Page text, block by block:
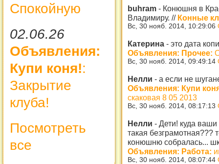
Спокойную
02.06.26
Объявления:
Купи коня!:
Закрытие
клуба!
Посмотреть
все
buhram - Конюшня в
Владимиру. // Конные
Вс, 30 нояб. 2014, 10:29:06
Катерина - это дата
Объявления: Прочее:
Вс, 30 нояб. 2014, 09:49:14
Нелли - а если не
Объявления: Купи
скаковая 8 05 2013
Вс, 30 нояб. 2014, 08:17:13
Нелли - Дети! куда
такая безграмотная???
конюшню собралась...
Объявления: Работа:
Вс, 30 нояб. 2014, 08:07:44